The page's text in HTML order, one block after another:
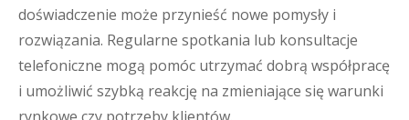
doświadczenie może przynieść nowe pomysły i
rozwiązania. Regularne spotkania lub konsultacje
telefoniczne mogą pomóc utrzymać dobrą współpracę
i umożliwić szybką reakcję na zmieniające się warunki